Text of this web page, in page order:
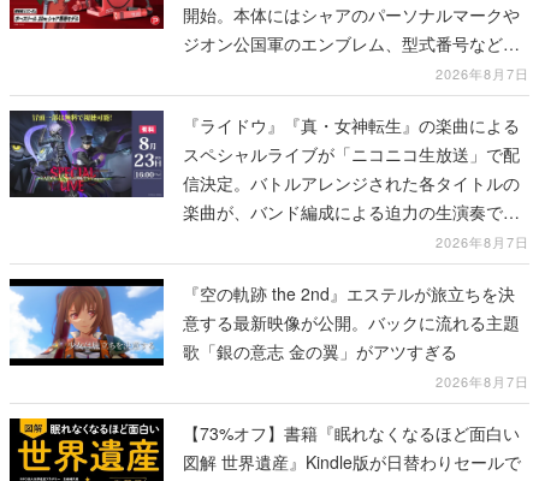
開始。本体にはシャアのパーソナルマークや
ジオン公国軍のエンブレム、型式番号などを
2026年8月7日
『ライドウ』『真・女神転生』の楽曲による
スペシャルライブが「ニコニコ生放送」で配
信決定。バトルアレンジされた各タイトルの
楽曲が、バンド編成による迫力の生演奏で披
露、冒頭部分は“無料”で視聴できる2026年8月7日
『空の軌跡 the 2nd』エステルが旅立ちを決
意する最新映像が公開。バックに流れる主題
歌「銀の意志 金の翼」がアツすぎる
2026年8月7日
【73%オフ】書籍『眠れなくなるほど面白い
図解 世界遺産』Kindle版が日替わりセールで